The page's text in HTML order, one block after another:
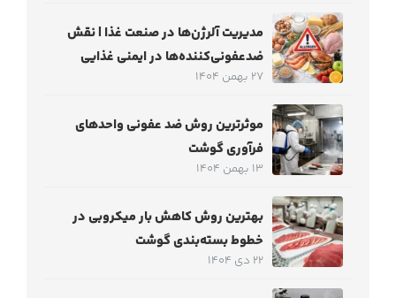
مدیریت آلرژن‌ها در صنعت غذا | نقش
ضدعفونی‌کننده‌ها در ایمنی غذایی
27 بهمن 1404
موثرترین روش ضد عفونی واحدهای
فرآوری گوشت
13 بهمن 1404
بهترین روش کاهش بار میکروبی در
خطوط بسته‌بندی گوشت
22 دی 1404